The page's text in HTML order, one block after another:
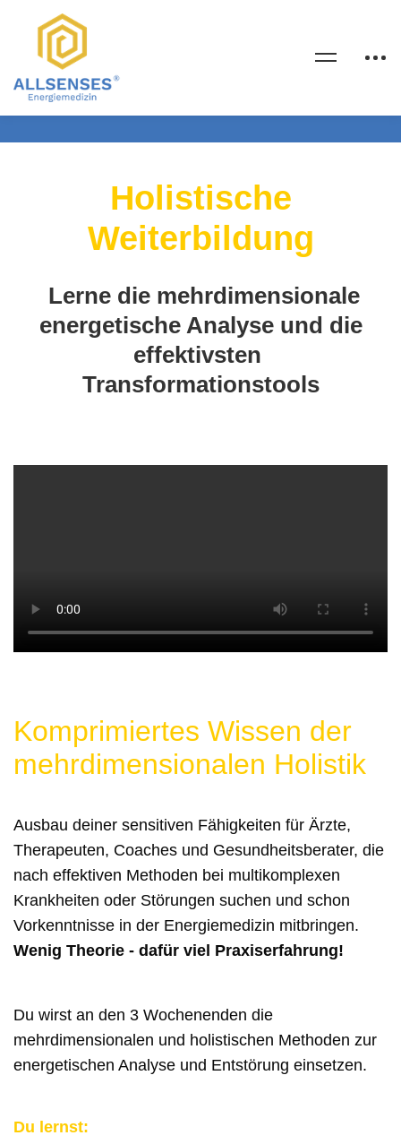
Holistische
Weiterbildung
Lerne die mehrdimensionale
energetische Analyse und die
effektivsten
Transformationstools
Komprimiertes Wissen der
mehrdimensionalen Holistik
Ausbau deiner sensitiven Fähigkeiten für Ärzte,
Therapeuten, Coaches und Gesundheitsberater, die
nach effektiven Methoden bei multikomplexen
Krankheiten oder Störungen suchen und schon
Vorkenntnisse in der Energiemedizin mitbringen.
Wenig Theorie - dafür viel Praxiserfahrung!
Du wirst an den 3 Wochenenden die
mehrdimensionalen und holistischen Methoden zur
energetischen Analyse und Entstörung einsetzen.
Du lernst: